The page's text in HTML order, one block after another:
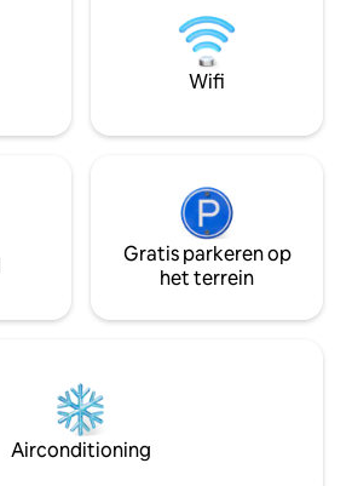
1,6 km.
1,5 mijl. Carolina
U/Med Cntr. Geen
De lieve
kokskeuken en
een zonnige
patio.
Wifi
Gratis parkeren op
het terrein
Airconditioning